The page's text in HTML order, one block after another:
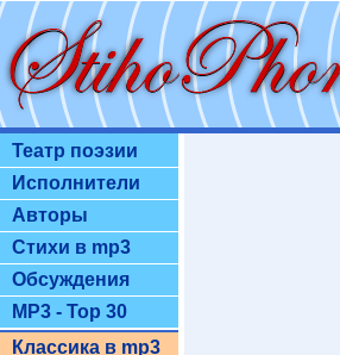
Театр поэзии
Исполнители
Авторы
Стихи в mp3
Обсуждения
MP3 - Top 30
Классика в mp3